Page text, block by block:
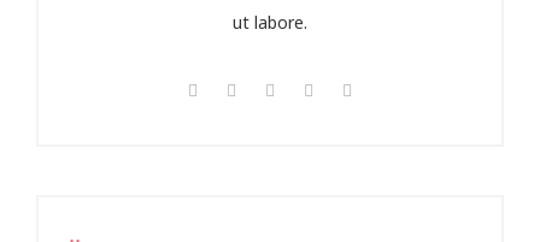
ut labore.